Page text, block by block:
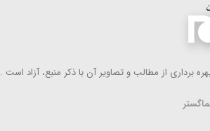
‌برداری از مطالب و تصاویر آن با ذكر منبع، آزاد است .